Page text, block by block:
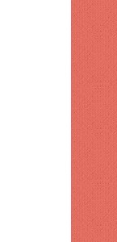
1 semana hace